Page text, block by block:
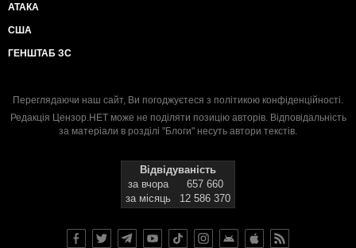
АТАКА
США
ГЕНШТАБ ЗС
Переглядаючи наш сайт, Ви погоджуєтеся з політикою конфіденційності.
Редакція Цензор.НЕТ може не поділяти позицію авторів. Відповідальність
за матеріали в розділі "Блоги" несуть автори текстів.
Відвідуваність
за вчора
657 660
за місяць
12 586 370